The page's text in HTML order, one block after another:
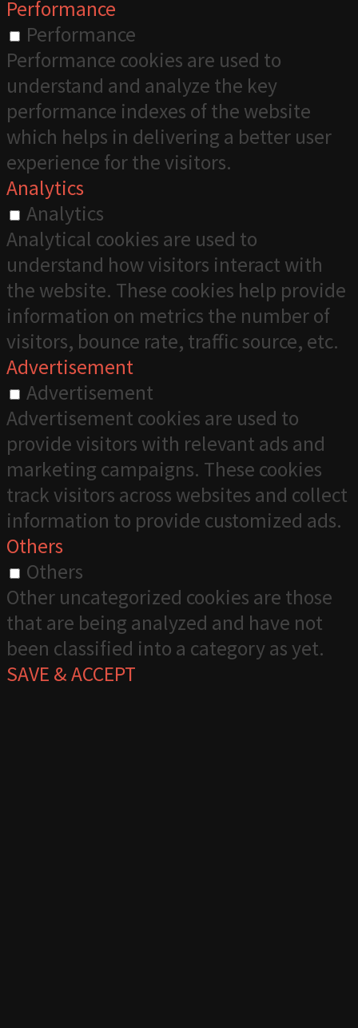
Performance
Performance
Performance cookies are used to
understand and analyze the key
performance indexes of the website
which helps in delivering a better user
experience for the visitors.
Analytics
Analytics
Analytical cookies are used to
understand how visitors interact with
the website. These cookies help provide
information on metrics the number of
visitors, bounce rate, traffic source, etc.
Advertisement
Advertisement
Advertisement cookies are used to
provide visitors with relevant ads and
marketing campaigns. These cookies
track visitors across websites and collect
information to provide customized ads.
Others
Others
Other uncategorized cookies are those
that are being analyzed and have not
been classified into a category as yet.
SAVE & ACCEPT